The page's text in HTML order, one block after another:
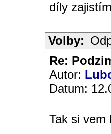
díly
Volby:
Re:
Autor:
Datum:
Tak si vem